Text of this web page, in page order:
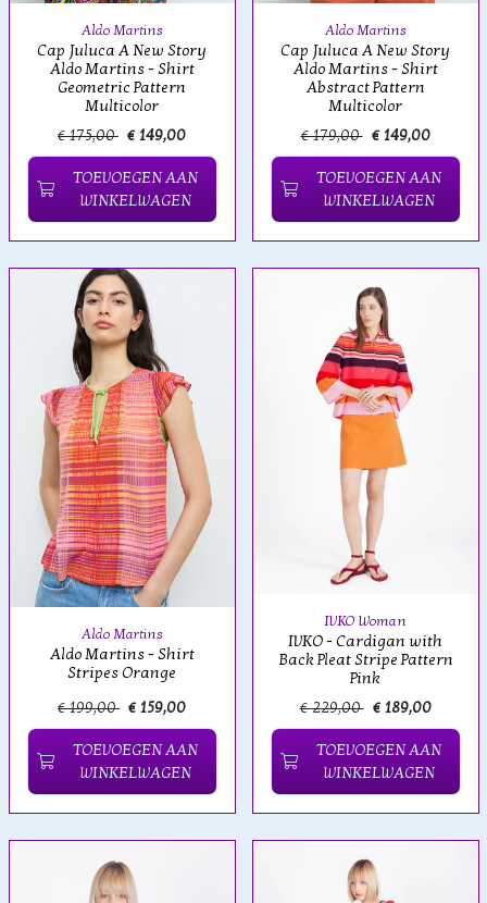
Aldo Martins
Cap Juluca A New Story
Aldo Martins - Shirt
Geometric Pattern
Multicolor
€ 175,00 € 149,00
TOEVOEGEN AAN
WINKELWAGEN
Aldo Martins
Cap Juluca A New Story
Aldo Martins - Shirt
Abstract Pattern
Multicolor
€ 179,00 € 149,00
TOEVOEGEN AAN
WINKELWAGEN
Aldo Martins
Aldo Martins - Shirt
Stripes Orange
€ 199,00 € 159,00
TOEVOEGEN AAN
WINKELWAGEN
IVKO Woman
IVKO - Cardigan with
Back Pleat Stripe Pattern
Pink
€ 229,00 € 189,00
TOEVOEGEN AAN
WINKELWAGEN